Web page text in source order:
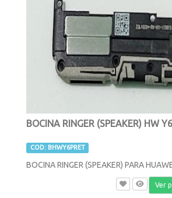
BOCINA RINGER (SPEAKER) HW
COD: BHWY6PRET
BOCINA RINGER (SPEAKER) PARA
Ver